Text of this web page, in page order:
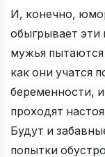
И, конечно,
обыгрывает эти
мужья
как они учатся
беременности,
проходят
Будут и
попытки